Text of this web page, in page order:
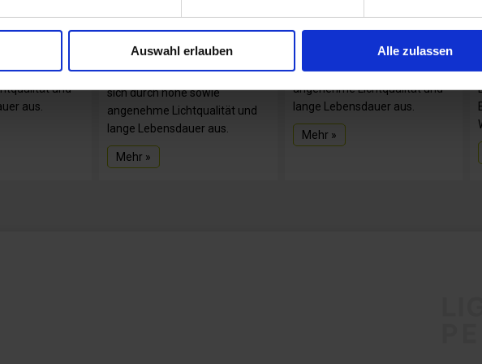
Auswahl erlauben Alle zulassen
PREMIUM
zeichnen
sowie
und
aus.
GU10 SPOT
PERFORMANCE
UEBEX Leuchtmittel zeichnen
sich durch hohe sowie
angenehme Lichtqualität und
lange Lebensdauer aus.
Mehr »
E27 Birne 9W
UEBEX Leuchtmittel zeichnen
sich durch hohe sowie
angenehme Lichtqualität und
lange Lebensdauer aus.
Mehr »